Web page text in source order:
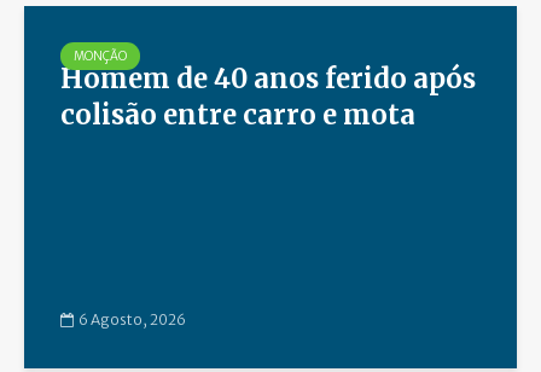
MONÇÃO
Homem de 40 anos ferido após
colisão entre carro e mota
6 Agosto, 2026